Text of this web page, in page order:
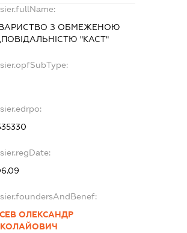
З ОБМЕЖЕНОЮ
"КАСТ"
ОЛЕКСАНДР